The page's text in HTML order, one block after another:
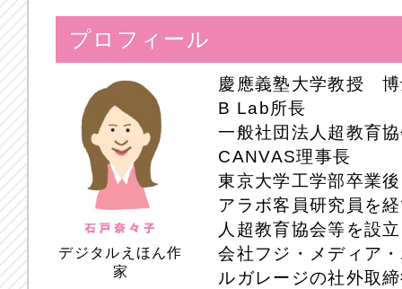
プロフィール
デジタルえほん作
家
慶應義塾大学教授 博
B Lab所長
一般社団法人超教育
CANVAS理事長
東京大学工学部卒業
アラボ客員研究員を
人超教育協会等を設
会社フジ・メディア
ルガレージの社外取